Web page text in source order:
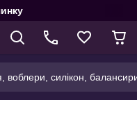
воблери, силікон,